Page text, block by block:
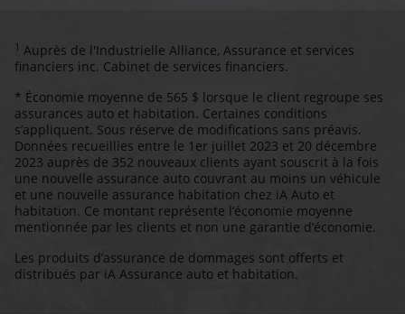
1 Auprès de l'Industrielle Alliance, Assurance et services
financiers inc. Cabinet de services financiers.
* Économie moyenne de 565 $ lorsque le client regroupe ses
assurances auto et habitation. Certaines conditions
s’appliquent. Sous réserve de modifications sans préavis.
Données recueillies entre le 1er juillet 2023 et 20 décembre
2023 auprès de 352 nouveaux clients ayant souscrit à la fois
une nouvelle assurance auto couvrant au moins un véhicule
et une nouvelle assurance habitation chez iA Auto et
habitation. Ce montant représente l’économie moyenne
mentionnée par les clients et non une garantie d’économie.
Les produits d’assurance de dommages sont offerts et
distribués par iA Assurance auto et habitation.